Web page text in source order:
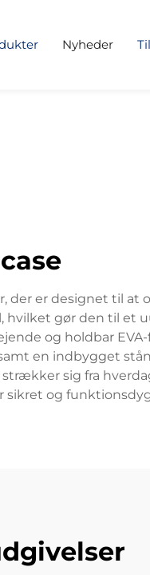
Nyheder
der er designet til
gør den til et
og holdbar
en indbygget
strækker sig fra
og